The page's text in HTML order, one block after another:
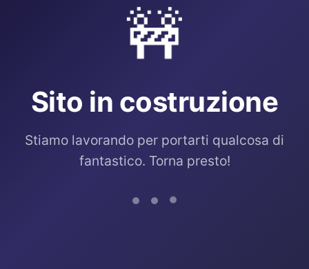
🚧
Sito in costruzione
Stiamo lavorando per portarti qualcosa di
fantastico. Torna presto!